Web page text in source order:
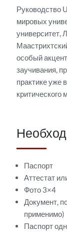
Руководство
мировых
университет,
особый
заучивания,
практике уже
Паспорт
Аттестат
Фото 3×4
Документ,
применимо)
Паспорт